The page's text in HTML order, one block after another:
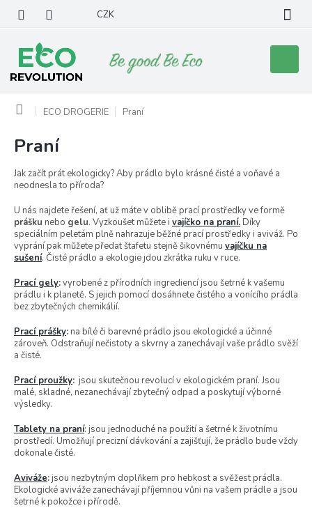
obsah
CZK
košík
Domů ECO DROGERIE Praní
Praní
Jak začít prát ekologicky? Aby prádlo bylo krásné čisté a voňavé a
neodnesla to příroda?
U nás najdete řešení, ať už máte v oblibě prací prostředky ve formě
prášku nebo gelu. Vyzkoušet můžete i vajíčko na praní. Díky
speciálním peletám plně nahrazuje běžné prací prostředky i aviváž. Po
vyprání pak můžete předat štafetu stejně šikovnému vajíčku na
sušení. Čisté prádlo a ekologie jdou zkrátka ruku v ruce.
Prací gely:vyrobené z přírodních ingrediencí jsou šetrné k vašemu
prádlu i k planetě. S jejich pomocí dosáhnete čistého a vonícího prádla
bez zbytečných chemikálií.
Prací prášky: na bílé či barevné prádlo jsou ekologické a účinné
zároveň. Odstraňují nečistoty a skvrny a zanechávají vaše prádlo svěží
a čisté.
Prací proužky: jsou skutečnou revolucí v ekologickém praní. Jsou
malé, skladné, nezanechávají zbytečný odpad a poskytují výborné
výsledky.
Tablety na praní: jsou jednoduché na použití a šetrné k životnímu
prostředí. Umožňují precizní dávkování a zajišťují, že prádlo bude vždy
dokonale čisté.
Aviváže:jsou nezbytným doplňkem pro hebkost a svěžest prádla.
Ekologické aviváže zanechávají příjemnou vůni na vašem prádle a jsou
šetrné k pokožce i přírodě.